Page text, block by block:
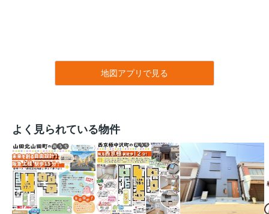
地図アプリで見る
よく見られている物件